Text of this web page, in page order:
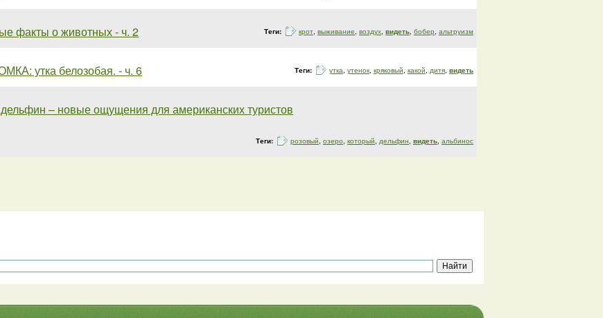
факты о животных - ч. 2 Теги: крот, выживание, воздух, видеть, бобер, альтруизм
утка белозобая. - ч. 6 Теги: утка, утенок, кряковый, какой, дитя, видеть
– новые ощущения для американских туристов
Теги: розовый, озеро, который, дельфин, видеть, альбинос